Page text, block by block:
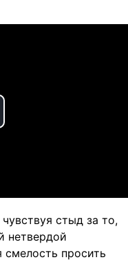
стыд за то,
нетвердой
смелость просить